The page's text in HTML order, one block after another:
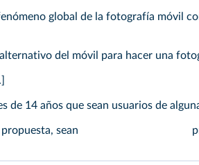
global de la fotografía móvil
del móvil para hacer una
de 14 años que sean usuarios de
sean